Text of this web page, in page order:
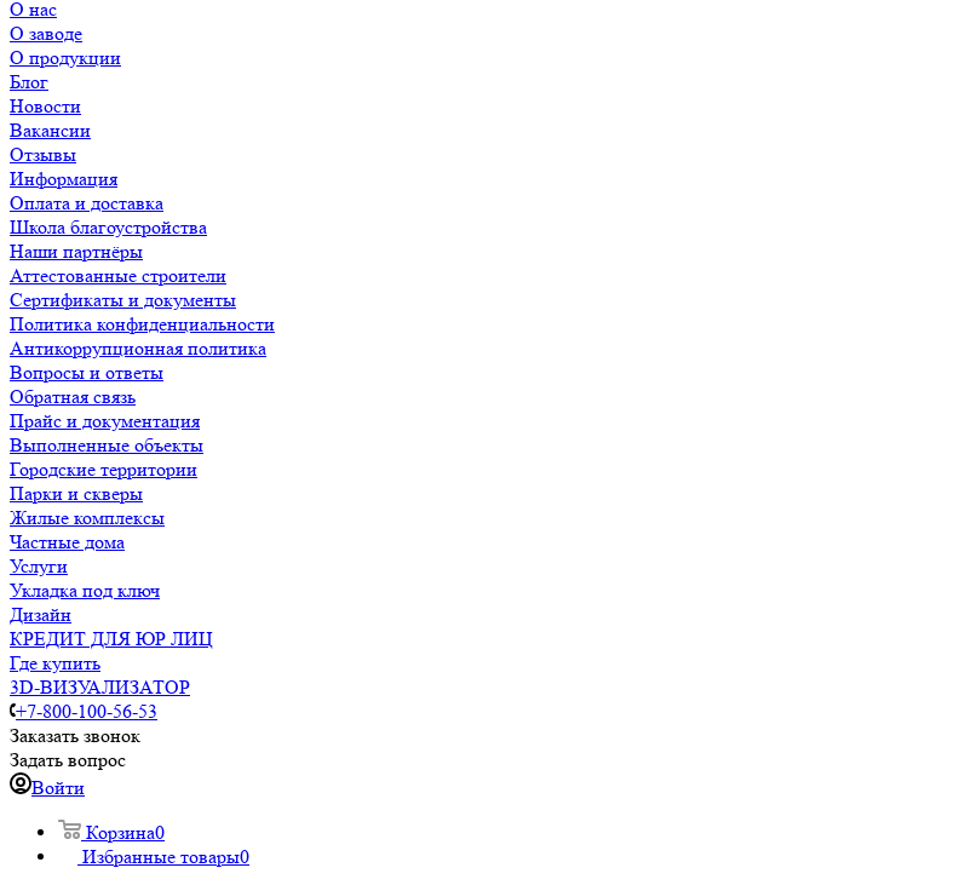
О нас
О заводе
О продукции
Блог
Новости
Вакансии
Отзывы
Информация
Оплата и доставка
Школа благоустройства
Наши партнёры
Аттестованные строители
Сертификаты и документы
Политика конфиденциальности
Антикоррупционная политика
Вопросы и ответы
Обратная связь
Прайс и документация
Выполненные объекты
Городские территории
Парки и скверы
Жилые комплексы
Частные дома
Услуги
Укладка под ключ
Дизайн
КРЕДИТ ДЛЯ ЮР ЛИЦ
Где купить
3D-ВИЗУАЛИЗАТОР
+7-800-100-56-53
Заказать звонок
Задать вопрос
Войти
Корзина0
Избранные товары0